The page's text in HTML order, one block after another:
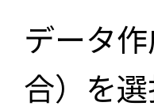
データ
合）を